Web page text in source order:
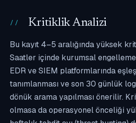
Kritiklik Analizi
Bu kayıt 4–5 aralığında yüksek
Saatler içinde kurumsal
EDR ve SIEM platformlarında
tanımlanması ve son 30 günlük
dönük arama yapılması önerilir.
olmasa da operasyonel önceliği